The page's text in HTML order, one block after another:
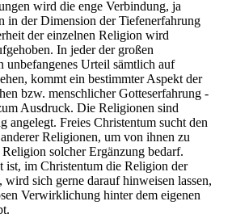
wird die enge Verbindung, ja
in der Dimension der Tiefenerfahrung
der einzelnen Religion wird
In jeder der großen
unbefangenes Urteil sämtlich auf
kommt ein bestimmter Aspekt der
bzw. menschlicher Gotteserfahrung -
Ausdruck. Die Religionen sind
angelegt. Freies Christentum sucht den
Religionen, um von ihnen zu
solcher Ergänzung bedarf.
ist, im Christentum die Religion der
sich gerne darauf hinweisen lassen,
Verwirklichung hinter dem eigenen